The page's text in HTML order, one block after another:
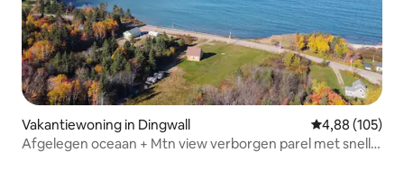
Vakantiewoning in Dingwall Gemiddelde
4,88 (105)
Afgelegen oceaan + Mtn view verborgen parel met snelle